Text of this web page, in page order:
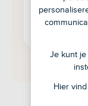
Je kunt
Hier